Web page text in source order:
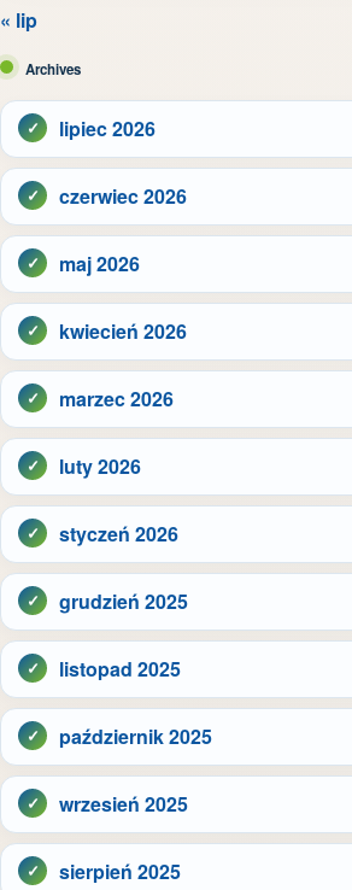
« lip
Archives
lipiec 2026
czerwiec 2026
maj 2026
kwiecień 2026
marzec 2026
luty 2026
styczeń 2026
grudzień 2025
listopad 2025
październik 2025
wrzesień 2025
sierpień 2025